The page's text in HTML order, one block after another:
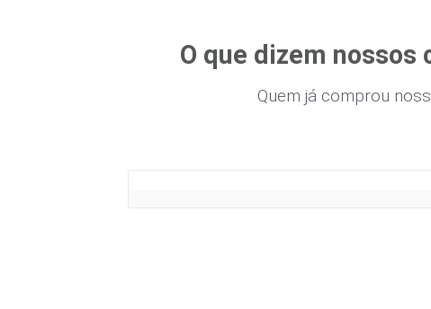
O que dizem nossos
Quem já comprou